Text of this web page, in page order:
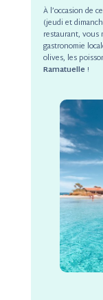
À l’occasion de
(jeudi et
restaurant, vous
gastronomie
olives, les
Ramatuelle!